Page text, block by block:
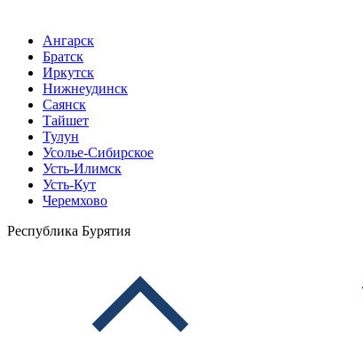
Ангарск
Братск
Иркутск
Нижнеудинск
Саянск
Тайшет
Тулун
Усолье-Сибирское
Усть-Илимск
Усть-Кут
Черемхово
Республика Бурятия